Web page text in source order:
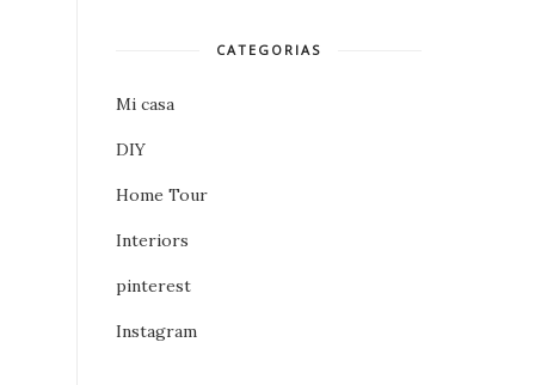
CATEGORIAS
Mi casa
DIY
Home Tour
Interiors
pinterest
Instagram